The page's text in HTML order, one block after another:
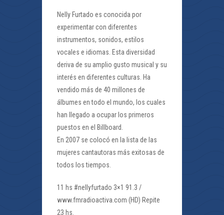
Nelly Furtado es conocida por
experimentar con diferentes
instrumentos, sonidos, estilos
vocales e idiomas. Esta diversidad
deriva de su amplio gusto musical y su
interés en diferentes culturas. Ha
vendido más de 40 millones de
álbumes en todo el mundo, los cuales
han llegado a ocupar los primeros
puestos en el Billboard.
En 2007 se colocó en la lista de las
mujeres cantautoras más exitosas de
todos los tiempos.
11 hs #nellyfurtado 3×1 91.3 /
www.fmradioactiva.com (HD) Repite
23 hs.